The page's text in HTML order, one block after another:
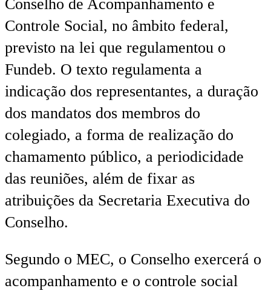
Conselho de Acompanhamento e
Controle Social, no âmbito federal,
previsto na lei que regulamentou o
Fundeb. O texto regulamenta a
indicação dos representantes, a duração
dos mandatos dos membros do
colegiado, a forma de realização do
chamamento público, a periodicidade
das reuniões, além de fixar as
atribuições da Secretaria Executiva do
Conselho.
Segundo o MEC, o Conselho exercerá o
acompanhamento e o controle social